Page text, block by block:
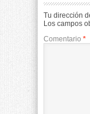
Tu dirección
Los campos
Comentario *